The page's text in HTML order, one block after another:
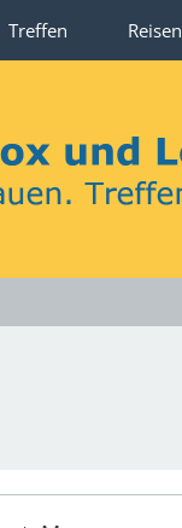
Treffen Reisen